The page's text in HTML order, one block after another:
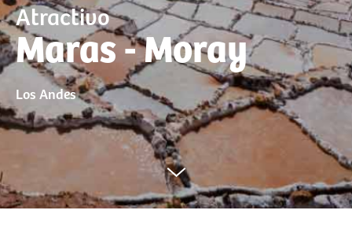
Atractivo
Maras - Moray
Los Andes